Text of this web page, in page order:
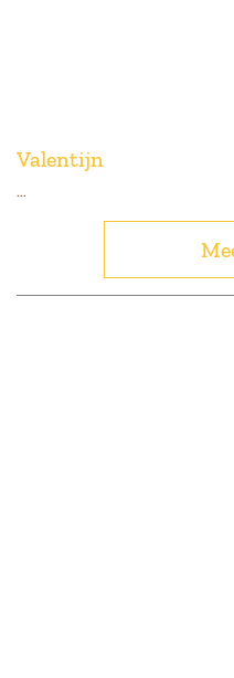
Valentijn
...